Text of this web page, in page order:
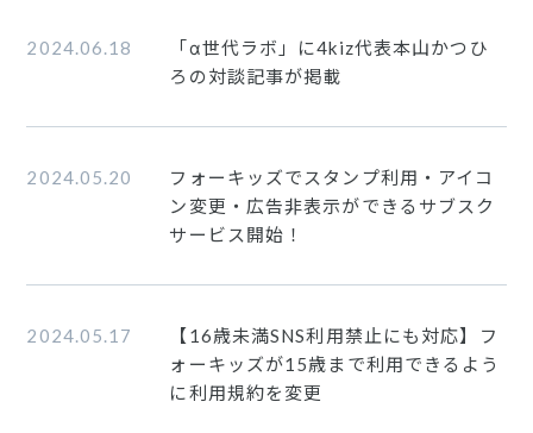
2024.06.18
「α世代ラボ」に4kiz代表本山かつひ
ろの対談記事が掲載
2024.05.20
フォーキッズでスタンプ利用・アイコ
ン変更・広告非表示ができるサブスク
サービス開始！
2024.05.17
【16歳未満SNS利用禁止にも対応】フ
ォーキッズが15歳まで利用できるよう
に利用規約を変更